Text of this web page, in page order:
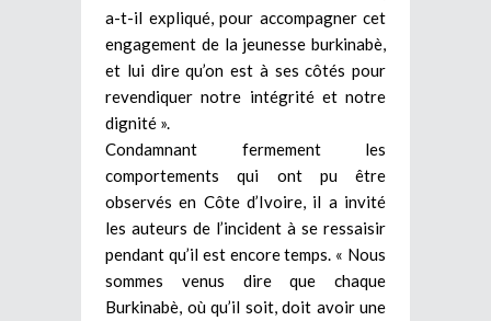
a-t-il expliqué, pour accompagner cet
engagement de la jeunesse burkinabè,
et lui dire qu’on est à ses côtés pour
revendiquer notre intégrité et notre
dignité ».
Condamnant fermement les
comportements qui ont pu être
observés en Côte d’Ivoire, il a invité
les auteurs de l’incident à se ressaisir
pendant qu’il est encore temps. « Nous
sommes venus dire que chaque
Burkinabè, où qu’il soit, doit avoir une